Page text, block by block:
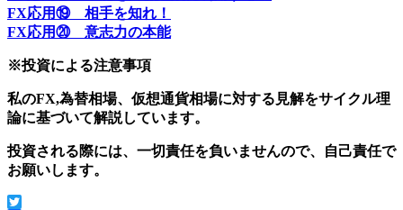
FX応用⑲ 相手を知れ！
FX応用⑳ 意志力の本能
※投資による注意事項
私のFX,為替相場、仮想通貨相場に対する見解をサイクル理
論に基づいて解説しています。
投資される際には、一切責任を負いませんので、自己責任で
お願いします。